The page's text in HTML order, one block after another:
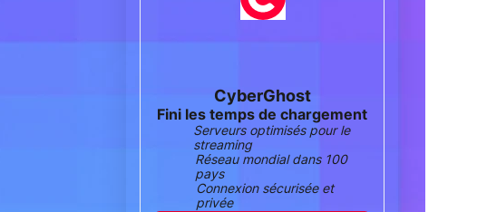
CyberGhost
Fini les temps de chargement
Serveurs optimisés pour le
streaming
Réseau mondial dans 100
pays
Connexion sécurisée et
privée